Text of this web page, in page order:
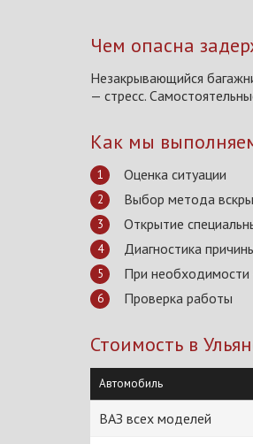
Чем опасна
Незакрывающийся
— стресс.
Как мы
Оценка ситуации
Выбор метода
Открытие
Диагностика
При необходимости
Проверка работы
Стоимость в
Автомобиль
ВАЗ всех моделей